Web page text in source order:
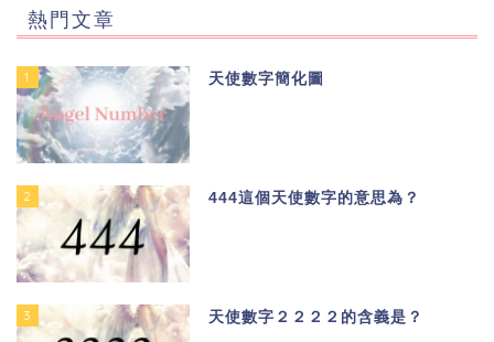
熱門文章
1 天使數字簡化圖
2 444這個天使數字的意思為？
3 天使數字２２２２的含義是？